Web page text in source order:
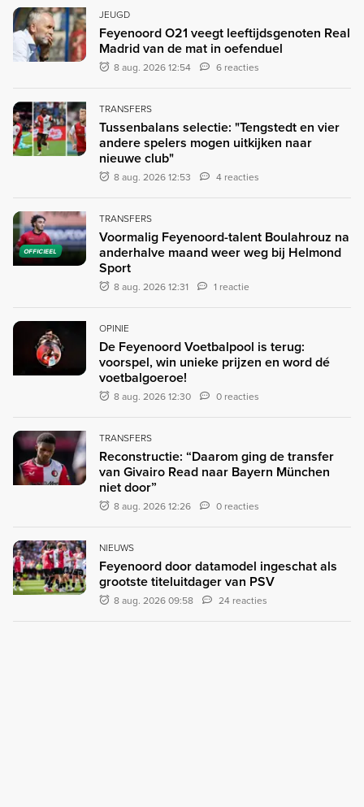
JEUGD
Feyenoord O21 veegt leeftijdsgenoten Real
Madrid van de mat in oefenduel
8 aug. 2026 12:54 6 reacties
TRANSFERS
Tussenbalans selectie: "Tengstedt en vier
andere spelers mogen uitkijken naar
nieuwe club"
8 aug. 2026 12:53 4 reacties
OFFICIEEL
TRANSFERS
Voormalig Feyenoord-talent Boulahrouz na
anderhalve maand weer weg bij Helmond
Sport
8 aug. 2026 12:31 1 reactie
OPINIE
De Feyenoord Voetbalpool is terug:
voorspel, win unieke prijzen en word dé
voetbalgoeroe!
8 aug. 2026 12:30 0 reacties
TRANSFERS
Reconstructie: “Daarom ging de transfer
van Givairo Read naar Bayern München
niet door”
8 aug. 2026 12:26 0 reacties
NIEUWS
Feyenoord door datamodel ingeschat als
grootste titeluitdager van PSV
8 aug. 2026 09:58 24 reacties